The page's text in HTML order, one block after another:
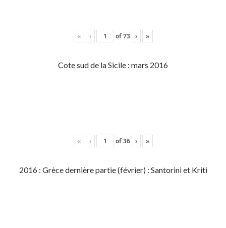
« ‹ of73 › »
Cote sud de la Sicile : mars 2016
« ‹ of36 › »
2016 : Grèce dernière partie (février) : Santorini et Kriti